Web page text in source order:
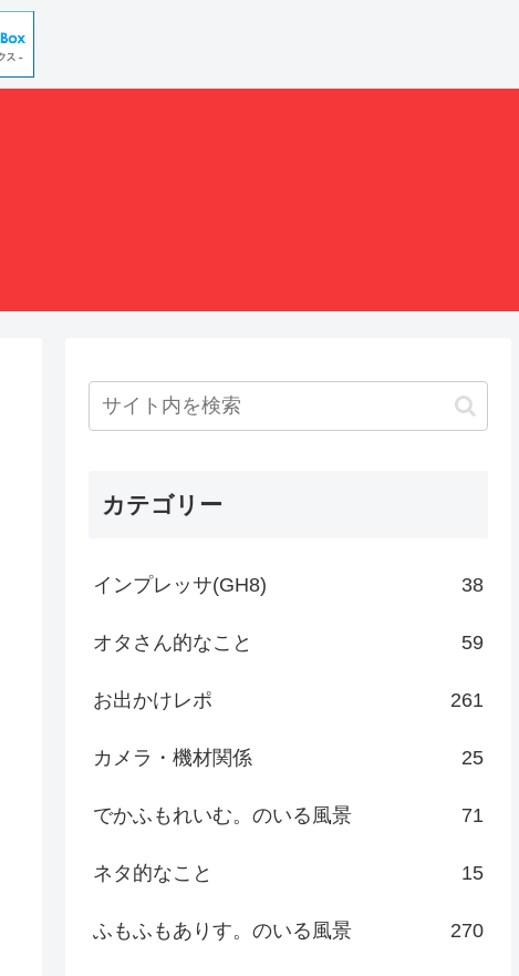
カテゴリー
インプレッサ(GH8) 38
オタさん的なこと 59
お出かけレポ 261
カメラ・機材関係 25
でかふもれいむ。のいる風景 71
ネタ的なこと 15
ふもふもありす。のいる風景 270